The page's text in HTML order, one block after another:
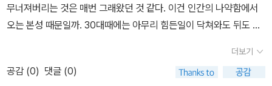
한 후 찾아오는 감사의 표현이 아니다. 행복은 성취해야할 과제가 아
니라 순간순간 살아가면서 마주하는 실천 덕목이다. 이미 행복한 마
구에게도 방해받지 않는 인생, 그 무엇이 앞을 가로막더라도 열린 길
리들은 살아가야 하는 존재들이며 더 나은 삶의 긍정과 행복 등을 바
란다면 어떤 형태로 삶의 자세를 갖고 나아가야 하는지도 책을 통해
있습니다.무조건 자기 자신을 믿습니다. 자기를 의심하고 불신하면
자기 재능을 제대로 펼칠 수 없습니다.인간의 재능은 자신감을 가질
때 싹이 나고 열매를 맺을 수 있습니다. 아무도 나를 믿어주지 않는다
고 해도 자신만큼은 자신을 믿어야 합니다.물질이 넘쳐나고 고도성장
무너져버리는 것은 매번 그래왔던 것 같다. 이건 인간의 나약함에서
오는 본성 때문일까. 30대때에는 아무리 힘든일이 닥쳐와도 뒤도 돌
이 많이 떨어진 듯 하다. 큰일이 닥쳐와도 괜찮았고 무던히 넘길 수 있
었는데 별일 아닌것에도 흔들리고 꺾이는 것을 보면 이전의 생활에
더보기
공감 (0) 댓글 (0)